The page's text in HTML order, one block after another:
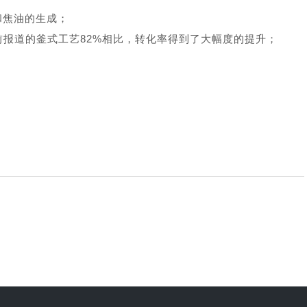
油的生成；
道的釜式工艺82%相比，转化率得到了大幅度的提升；